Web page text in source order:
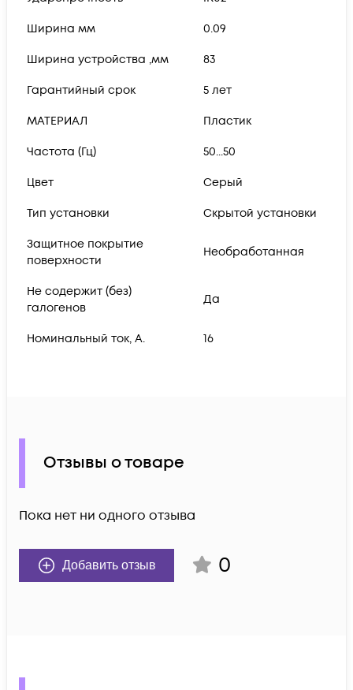
Ширина мм 0.09
Ширина устройства ,мм 83
Гарантийный срок 5 лет
МАТЕРИАЛ Пластик
Частота (Гц) 50...50
Цвет Серый
Тип установки Скрытой установки
Защитное покрытие
поверхности
Необработанная
Не содержит (без)
галогенов
Да
Номинальный ток, А. 16
Отзывы о товаре
Пока нет ни одного отзыва
Добавить отзыв 0